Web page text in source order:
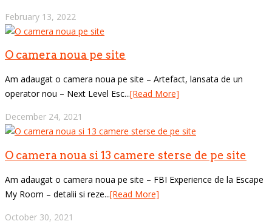
February 13, 2022
O camera noua pe site
Am adaugat o camera noua pe site – Artefact, lansata de un
operator nou – Next Level Esc...[Read More]
December 24, 2021
O camera noua si 13 camere sterse de pe site
Am adaugat o camera noua pe site – FBI Experience de la Escape
My Room – detalii si reze...[Read More]
October 30, 2021